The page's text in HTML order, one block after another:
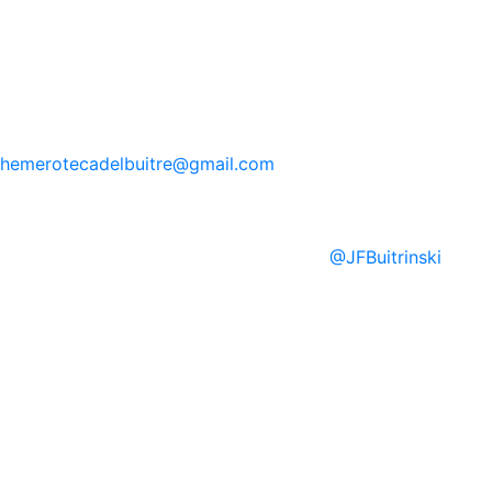
hemerotecadelbuitre@gmail.com
@JFBuitrinski